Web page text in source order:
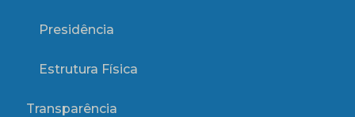
Presidência
Estrutura Física
Transparência